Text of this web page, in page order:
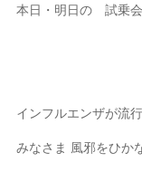
本日・明日の 試乗
インフルエンザが流
みなさま 風邪をひか